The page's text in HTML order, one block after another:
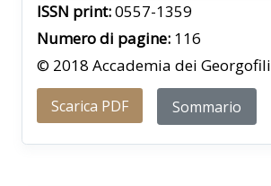
ISSN print:0557-1359
Numero di pagine: 116
© 2018 Accademia dei Georgofili
Scarica PDF Sommario